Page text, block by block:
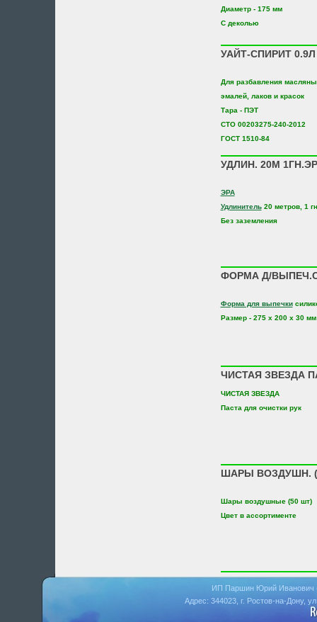
Диаметр - 175 мм
С деколью
УАЙТ-СПИРИТ
Для разбавления
эмалей, лаков и красок
Тара - ПЭТ
СТО 00203275-240-2012
ГОСТ 1510-84
УДЛИН. 20М
ЭРА
Удлинитель20 метров, 1
Без заземления
ФОРМА Д/
Форма для выпечки
Размер - 275 х 200 х 30 мм
ЧИСТАЯ ЗВЕЗДА
ЧИСТАЯ ЗВЕЗДА
Паста для очистки рук
ШАРЫ ВОЗДУШН.
Шары воздушные (50 шт)
Цвет в ассортименте
ИП Паршин Юрий Иванович
Адрес: 344023, г. Ростов-на-Дону,